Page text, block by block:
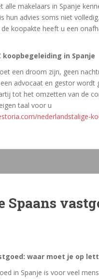
alle makelaars in Spanje
hun advies soms niet
koopakte heeft u een
in Spanje
een droom zijn, geen
advocaat en gestor wordt
tot het omzetten van de
taal voor u
nederlandstalige-
Spaans
waar moet je op
in Spanje is voor veel